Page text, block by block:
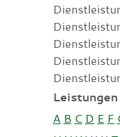
Leistungen
A B C D E F